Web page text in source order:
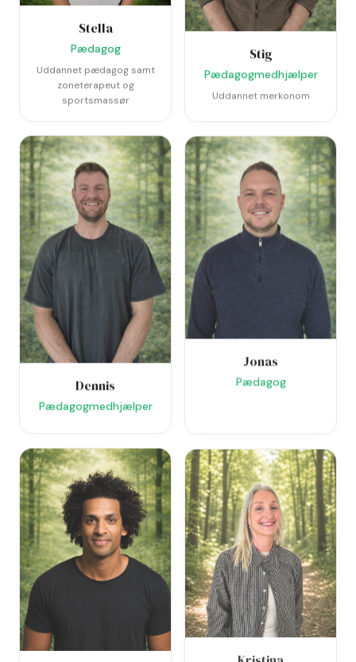
Stella
Pædagog
Uddannet pædagog samt
zoneterapeut og
sportsmassør
Stig
Pædagogmedhjælper
Uddannet merkonom
Dennis
Pædagogmedhjælper
Jonas
Pædagog
Kristina